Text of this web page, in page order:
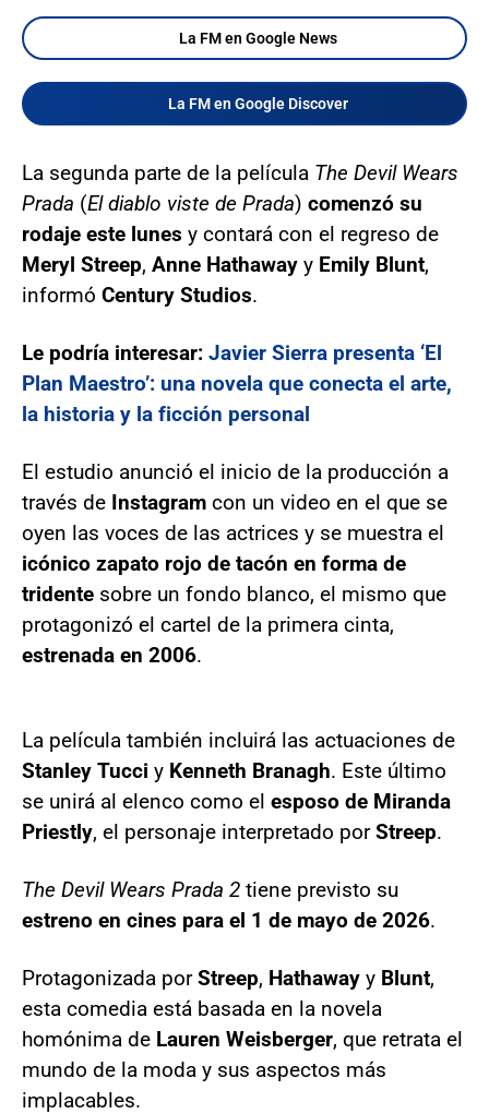
La FM en Google News
La FM en Google Discover
La segunda parte de la película The Devil Wears
Prada (El diablo viste de Prada) comenzó su
rodaje este lunes y contará con el regreso de
Meryl Streep, Anne Hathaway y Emily Blunt,
informó Century Studios.
Le podría interesar: Javier Sierra presenta ‘El
Plan Maestro’: una novela que conecta el arte,
la historia y la ficción personal
El estudio anunció el inicio de la producción a
través de Instagram con un video en el que se
oyen las voces de las actrices y se muestra el
icónico zapato rojo de tacón en forma de
tridente sobre un fondo blanco, el mismo que
protagonizó el cartel de la primera cinta,
estrenada en 2006.
La película también incluirá las actuaciones de
Stanley Tucci y Kenneth Branagh. Este último
se unirá al elenco como el esposo de Miranda
Priestly, el personaje interpretado porStreep.
The Devil Wears Prada 2 tiene previsto su
estreno en cines para el 1 de mayo de 2026.
Protagonizada porStreep, Hathaway y Blunt,
esta comedia está basada en la novela
homónima de Lauren Weisberger, que retrata el
mundo de la moda y sus aspectos más
implacables.